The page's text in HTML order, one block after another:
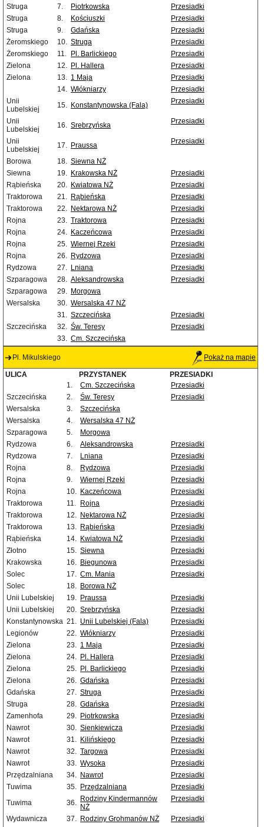
Struga
7. Piotrkowska
Przesiadki
Struga
8. Kościuszki
Przesiadki
Struga
9. Gdańska
Przesiadki
Żeromskiego
10. Struga
Przesiadki
Żeromskiego
11. Pl. Barlickiego
Przesiadki
Zielona
12. Pl. Hallera
Przesiadki
Zielona
13. 1 Maja
Przesiadki
14. Włókniarzy
Przesiadki
Unii
Lubelskiej
15. Konstantynowska (Fala) Przesiadki
Unii
Lubelskiej
16. Srebrzyńska Przesiadki
Unii
Lubelskiej
17. Praussa Przesiadki
Borowa 18. Siewna NŻ
Siewna
19. Krakowska NŻ
Przesiadki
Rąbieńska
20. Kwiatowa NŻ
Przesiadki
Traktorowa
21. Rąbieńska
Przesiadki
Traktorowa
22. Nektarowa NŻ
Przesiadki
Rojna
23. Traktorowa
Przesiadki
Rojna
24. Kaczeńcowa
Przesiadki
Rojna
25. Wiernej Rzeki
Przesiadki
Rojna
26. Rydzowa
Przesiadki
Rydzowa
27. Lniana
Przesiadki
Szparagowa
28. Aleksandrowska
Przesiadki
Szparagowa
29. Morgowa
Wersalska
30. Wersalska 47 NŻ
31. Szczecińska
Przesiadki
Szczecińska
32. Św. Teresy
Przesiadki
33. Cm. Szczecińska
Pl. Mikulskiego Pokaż na mapie
ULICA PRZYSTANEK
PRZESIADKI
1.
Cm. Szczecińska
Przesiadki
Szczecińska
2. Św. Teresy
Przesiadki
Wersalska
3.
Szczecińska
Wersalska
4.
Wersalska 47 NŻ
Szparagowa
5.
Morgowa
Rydzowa
6. Aleksandrowska
Przesiadki
Rydzowa
7. Lniana
Przesiadki
Rojna
8. Rydzowa
Przesiadki
Rojna
9. Wiernej Rzeki
Przesiadki
Rojna
10. Kaczeńcowa
Przesiadki
Traktorowa
11. Rojna
Przesiadki
Traktorowa
12. Nektarowa NŻ
Przesiadki
Traktorowa
13. Rąbieńska
Przesiadki
Rąbieńska
14. Kwiatowa NŻ
Przesiadki
Złotno
15. Siewna
Przesiadki
Krakowska
16. Biegunowa
Przesiadki
Solec
17. Cm. Mania
Przesiadki
Solec
18. Borowa NŻ
Unii Lubelskiej
19. Praussa
Przesiadki
Unii Lubelskiej
20. Srebrzyńska
Przesiadki
Konstantynowska 21. Unii Lubelskiej (Fala)
Przesiadki
Legionów
22. Włókniarzy
Przesiadki
Zielona
23. 1 Maja
Przesiadki
Zielona
24. Pl. Hallera
Przesiadki
Zielona
25. Pl. Barlickiego
Przesiadki
Zielona
26. Gdańska
Przesiadki
Gdańska
27. Struga
Przesiadki
Struga
28. Gdańska
Przesiadki
Zamenhofa
29. Piotrkowska
Przesiadki
Nawrot
30. Sienkiewicza
Przesiadki
Nawrot
31. Kilińskiego
Przesiadki
Nawrot
32. Targowa
Przesiadki
Nawrot
33. Wysoka
Przesiadki
Przędzalniana
34. Nawrot
Przesiadki
Tuwima
35. Przędzalniana
Przesiadki
Tuwima
36. Rodziny Kindermannów
NŻ
Przesiadki
Wydawnicza 37. Rodziny Grohmanów NŻ
Przesiadki